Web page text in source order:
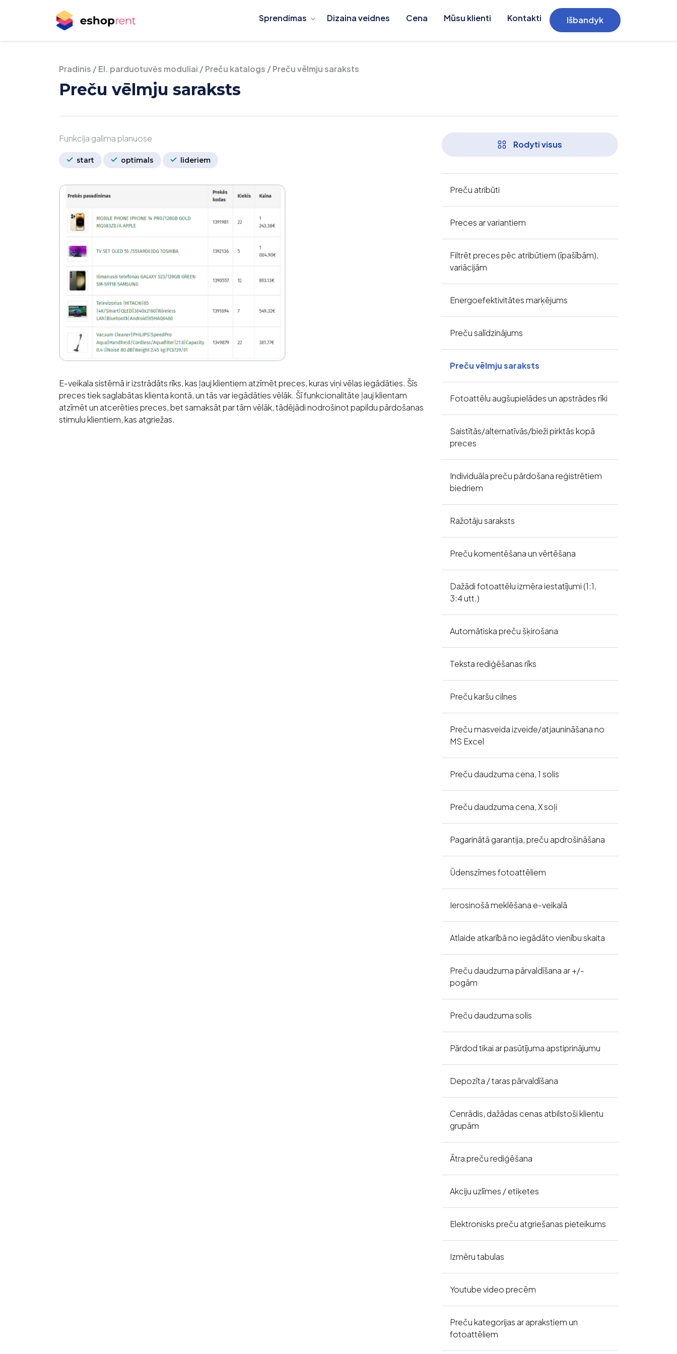
Sprendimas Dizaina veidnes Cena Mūsu klienti Kontakti Išbandyk
Pradinis /El. parduotuvės moduliai /Preču katalogs /Preču vēlmju saraksts
Preču vēlmju saraksts
Funkcija galima planuose
start optimals lideriem
E-veikala sistēmā ir izstrādāts rīks, kas ļauj klientiem atzīmēt preces, kuras viņi vēlas iegādāties. Šīs
preces tiek saglabātas klienta kontā, un tās var iegādāties vēlāk. Šī funkcionalitāte ļauj klientam
atzīmēt un atcerēties preces, bet samaksāt par tām vēlāk, tādējādi nodrošinot papildu pārdošanas
stimulu klientiem, kas atgriežas.
Rodyti visus
Preču atribūti
Preces ar variantiem
Filtrēt preces pēc atribūtiem (īpašībām),
variācijām
Energoefektivitātes marķējums
Preču salīdzinājums
Preču vēlmju saraksts
Fotoattēlu augšupielādes un apstrādes rīki
Saistītās/alternatīvās/bieži pirktās kopā
preces
Individuāla preču pārdošana reģistrētiem
biedriem
Ražotāju saraksts
Preču komentēšana un vērtēšana
Dažādi fotoattēlu izmēra iestatījumi (1:1,
3:4 utt.)
Automātiska preču šķirošana
Teksta rediģēšanas rīks
Preču karšu cilnes
Preču masveida izveide/atjaunināšana no
MS Excel
Preču daudzuma cena, 1 solis
Preču daudzuma cena, X soļi
Pagarinātā garantija, preču apdrošināšana
Ūdenszīmes fotoattēliem
Ierosinošā meklēšana e-veikalā
Atlaide atkarībā no iegādāto vienību skaita
Preču daudzuma pārvaldīšana ar +/-
pogām
Preču daudzuma solis
Pārdod tikai ar pasūtījuma apstiprinājumu
Depozīta / taras pārvaldīšana
Cenrādis, dažādas cenas atbilstoši klientu
grupām
Ātra preču rediģēšana
Akciju uzlīmes / etiķetes
Elektronisks preču atgriešanas pieteikums
Izmēru tabulas
Youtube video precēm
Preču kategorijas ar aprakstiem un
fotoattēliem